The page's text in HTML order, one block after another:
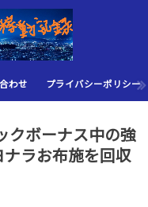
わせ プライバシーポリシー
クボーナス中の強
ラお布施を回収